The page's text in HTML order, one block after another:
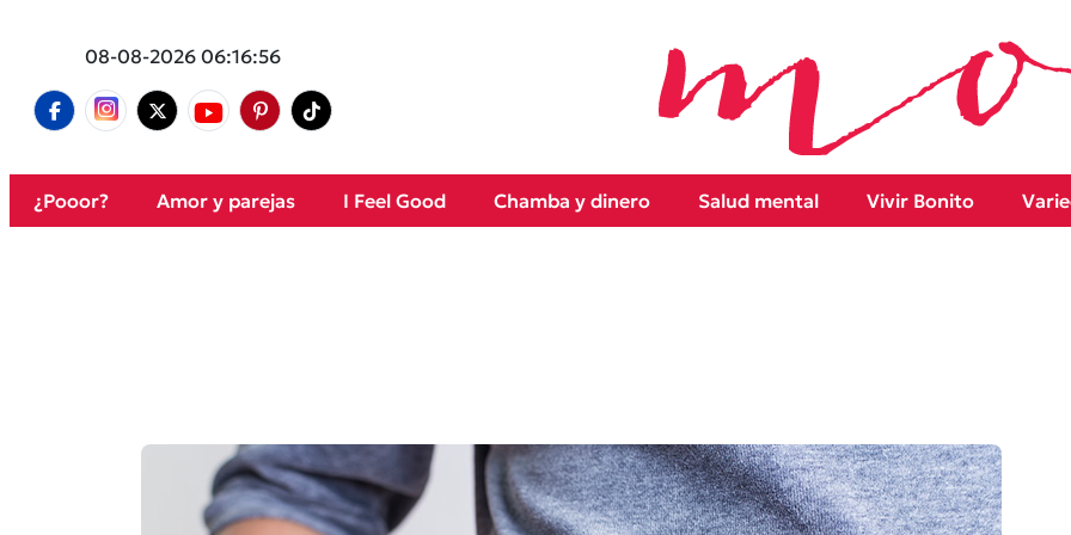
08-08-2026 06:16:56
¿Pooor? Amor y parejas I Feel Good Chamba y dinero Salud mental Vivir Bonito